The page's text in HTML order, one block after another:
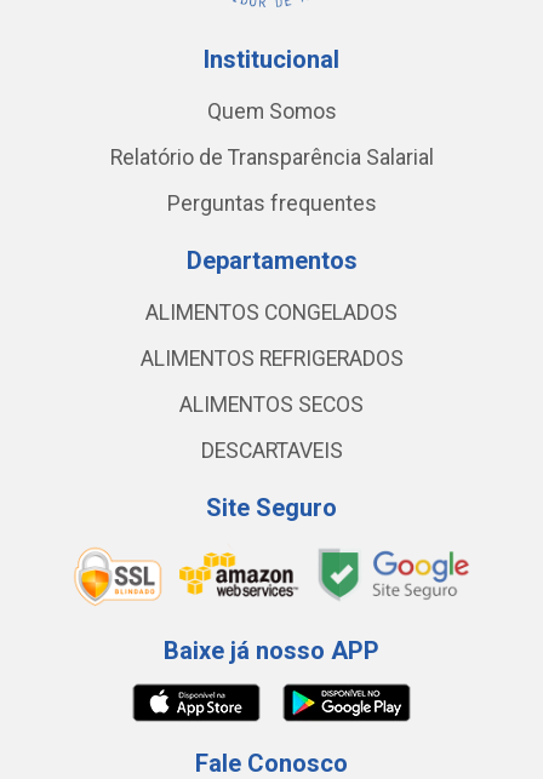
Institucional
Quem Somos
Relatório de Transparência Salarial
Perguntas frequentes
Departamentos
ALIMENTOS CONGELADOS
ALIMENTOS REFRIGERADOS
ALIMENTOS SECOS
DESCARTAVEIS
Site Seguro
Baixe já nosso APP
Fale Conosco